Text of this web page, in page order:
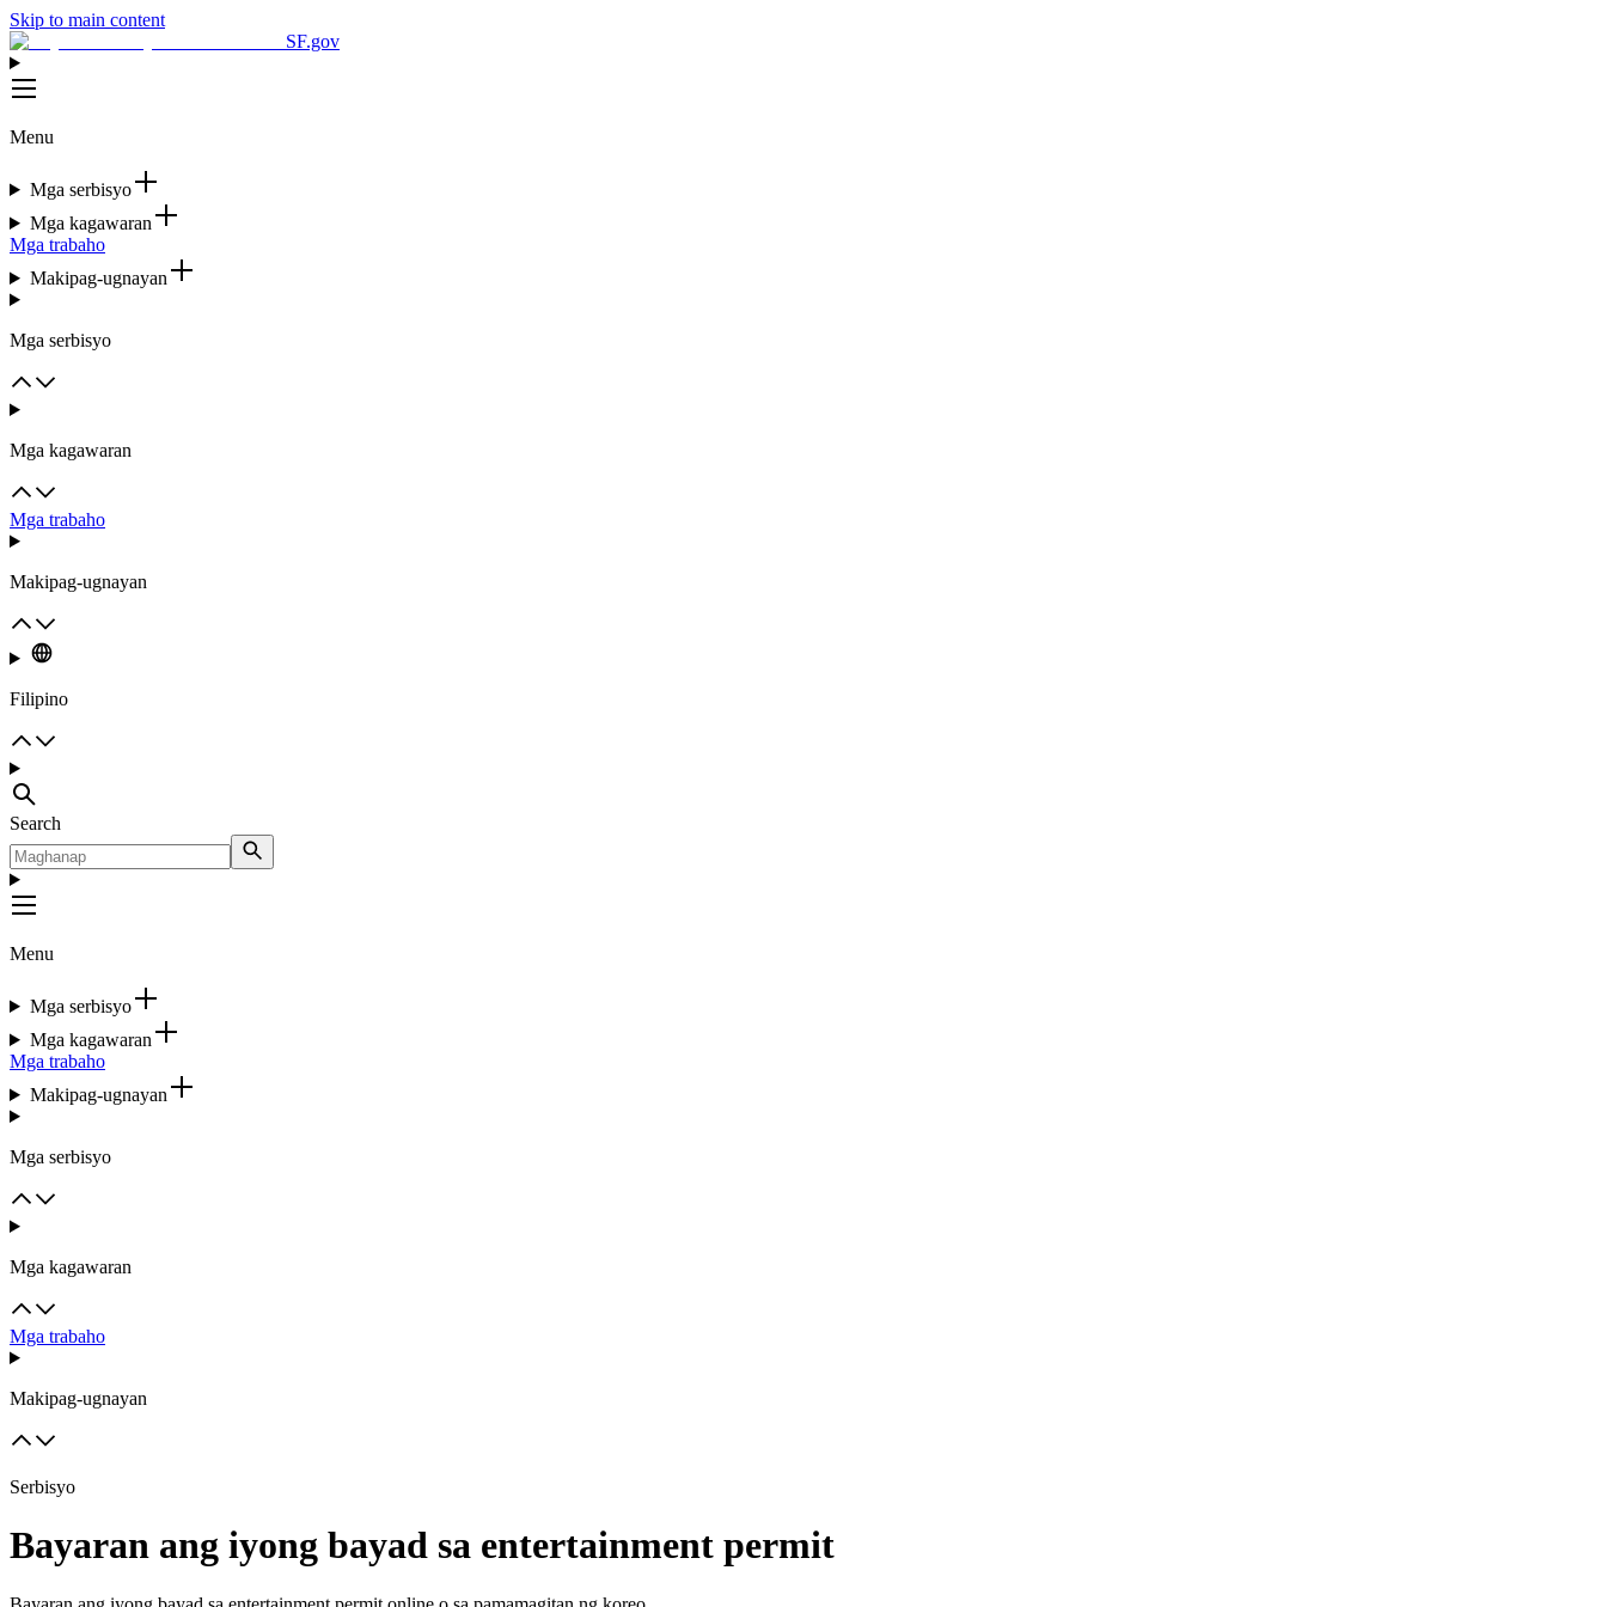
Skip to main content
SF.gov
Menu
Mga serbisyo
Mga kagawaran
Mga trabaho
Makipag-ugnayan
Mga serbisyo
Mga kagawaran
Mga trabaho
Makipag-ugnayan
Filipino
Search
Menu
Mga serbisyo
Mga kagawaran
Mga trabaho
Makipag-ugnayan
Mga serbisyo
Mga kagawaran
Mga trabaho
Makipag-ugnayan
Serbisyo
Bayaran ang iyong bayad sa entertainment permit